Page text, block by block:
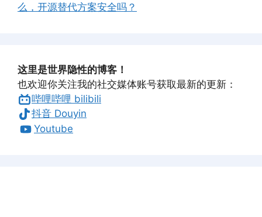
么，开源替代方案安全吗？
这里是世界隐性的博客！
也欢迎你关注我的社交媒体账号获取最新的更新：
哔哩哔哩 bilibili
抖音 Douyin
Youtube